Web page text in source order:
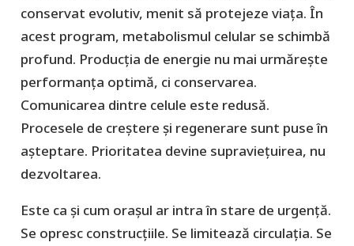
conservat evolutiv, menit să protejeze viața. În
acest program, metabolismul celular se schimbă
profund. Producția de energie nu mai urmărește
performanța optimă, ci conservarea.
Comunicarea dintre celule este redusă.
Procesele de creștere și regenerare sunt puse în
așteptare. Prioritatea devine supraviețuirea, nu
dezvoltarea.
Este ca și cum orașul ar intra în stare de urgență.
Se opresc construcțiile. Se limitează circulația. Se